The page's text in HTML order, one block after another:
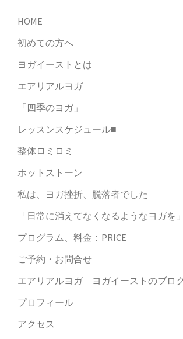
HOME
初めての方へ
ヨガイーストとは
エアリアルヨガ
「四季のヨガ」
レッスンスケジュール■
整体ロミロミ
ホットストーン
私は、ヨガ挫折、脱落者でした
「日常に消えてなくなるようなヨガを」
プログラム、料金：PRICE
ご予約・お問合せ
エアリアルヨガ ヨガイーストのブロ
プロフィール
アクセス